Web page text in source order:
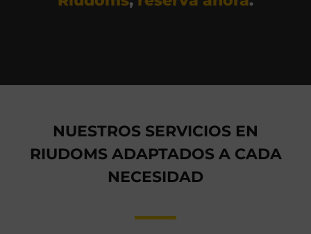
NUESTROS SERVICIOS EN
RIUDOMS ADAPTADOS A CADA
NECESIDAD